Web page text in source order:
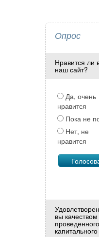
Опрос
Нравится ли
наш сайт?
Да, очень
нравится
Пока не
Нет, не
нравится
вы качеством
проведенного
капитального